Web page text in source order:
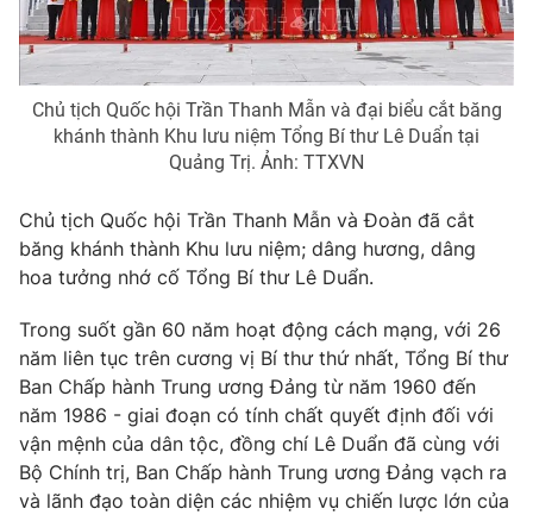
Video Shorts video
VTV Money VTV Thể thao
Thị trường 24h Tấm lòng Việt
VTV4 Vươn mình bằng AI
VTV9 VTV8
Liên hệ tòa soạn English
Chủ tịch Quốc hội Trần Thanh Mẫn và đại biểu cắt băng
khánh thành Khu lưu niệm Tổng Bí thư Lê Duẩn tại
Quảng Trị. Ảnh: TTXVN
Chủ tịch Quốc hội Trần Thanh Mẫn và Đoàn đã cắt
băng khánh thành Khu lưu niệm; dâng hương, dâng
hoa tưởng nhớ cố Tổng Bí thư Lê Duẩn.
Trong suốt gần 60 năm hoạt động cách mạng, với 26
năm liên tục trên cương vị Bí thư thứ nhất, Tổng Bí thư
Ban Chấp hành Trung ương Đảng từ năm 1960 đến
năm 1986 - giai đoạn có tính chất quyết định đối với
vận mệnh của dân tộc, đồng chí Lê Duẩn đã cùng với
Bộ Chính trị, Ban Chấp hành Trung ương Đảng vạch ra
và lãnh đạo toàn diện các nhiệm vụ chiến lược lớn của